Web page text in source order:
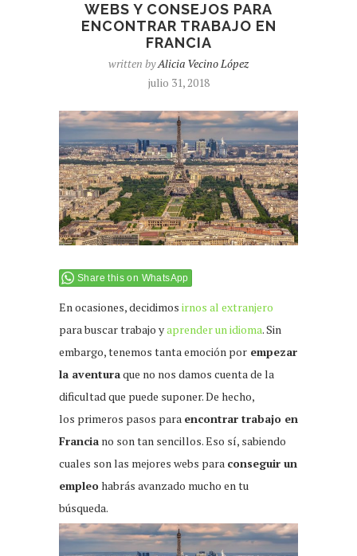
WEBS Y CONSEJOS PARA
ENCONTRAR TRABAJO EN
FRANCIA
written byAlicia Vecino López
julio 31, 2018
Share this on WhatsApp
En ocasiones, decidimos irnos al extranjero
para buscar trabajo yaprender un idioma. Sin
embargo, tenemos tanta emoción por empezar
la aventuraque no nos damos cuenta de la
dificultad que puede suponer. De hecho,
los primeros pasos para encontrar trabajo en
Francia no son tan sencillos. Eso sí, sabiendo
cuales son las mejores webs para conseguir un
empleohabrás avanzado mucho en tu
búsqueda.